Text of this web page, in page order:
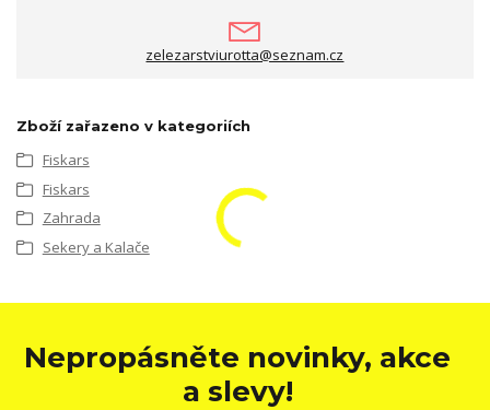
zelezarstviurotta@seznam.cz
Zboží zařazeno v kategoriích
Fiskars
Fiskars
Zahrada
Sekery a Kalače
Nepropásněte novinky, akce
a slevy!